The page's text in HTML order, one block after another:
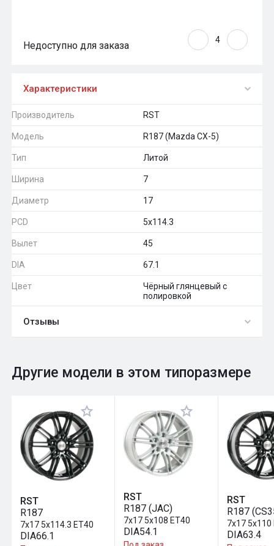
Недоступно для заказа
Характеристики
Производитель RST
Модель R187 (Mazda CX-5)
Тип Литой
Ширина 7
Диаметр 17
PCD 5x114.3
Вылет 45
DIA 67.1
Цвет
Чёрный глянцевый с
полировкой
Отзывы
Оставить отзыв
Общий рейтинг 0
Другие модели в этом типоразмере
RST
R187
7x17 5x114.3 ET40
DIA66.1
RST
R187 (JAC)
7x17 5x108 ET40
DIA54.1
RST
R187
7x17 5x110
DIA63.4